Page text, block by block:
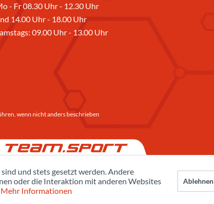
- Fr 08.30 Uhr - 12.30 Uhr
14.00 Uhr - 18.00 Uhr
09.00 Uhr - 13.00 Uhr
wenn nicht anders beschrieben
und stets gesetzt werden. Andere
oder die Interaktion mit anderen Websites
Mehr Informationen
Ablehnen